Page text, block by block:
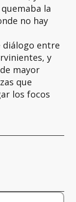
la
no hay
diálogo entre
y
mayor
que
los focos